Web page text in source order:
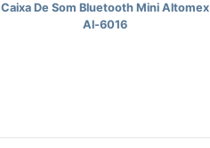
Caixa De Som Bluetooth Mini Altomex
Al-6016